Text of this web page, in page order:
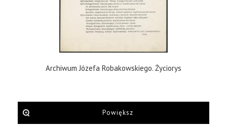
Archiwum Józefa Robakowskiego. Życiorys
Powiększ